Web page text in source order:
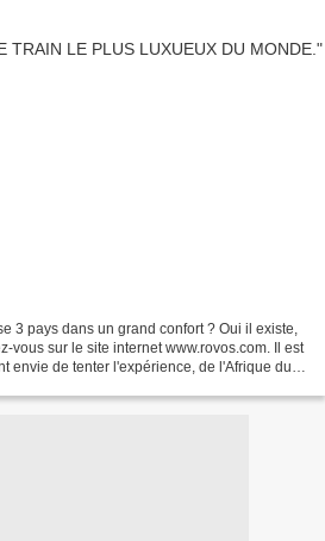
3 pays dans un grand confort ? Oui il existe,
vous sur le site internet www.rovos.com. Il est
envie de tenter l'expérience, de l'Afrique du